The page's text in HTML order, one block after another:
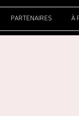
PARTENAIRES À